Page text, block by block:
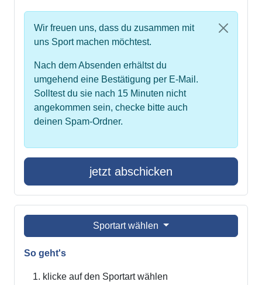
Wir freuen uns, dass du zusammen mit
uns Sport machen möchtest.
Nach dem Absenden erhältst du
umgehend eine Bestätigung per E-Mail.
Solltest du sie nach 15 Minuten nicht
angekommen sein, checke bitte auch
deinen Spam-Ordner.
jetzt abschicken
Sportart wählen
So geht's
klicke auf den Sportart wählen